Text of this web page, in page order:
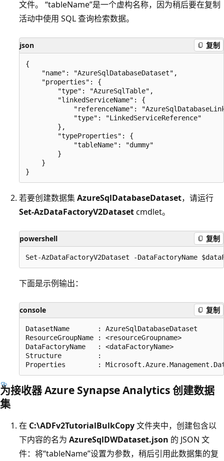
文件。 “tableName”是一个虚构名称，因为稍后要在复制
活动中使用 SQL 查询检索数据。
json 复制
{
    "name": "AzureSqlDatabaseDataset",
    "properties": {
        "type": "AzureSqlTable",
        "linkedServiceName": {
"referenceName":
            "type": "LinkedServiceReference"
        },
        "typeProperties": {
            "tableName": "dummy"
        }
    }
若要创建数据集AzureSqlDatabaseDataset，请运行
Set-AzDataFactoryV2Datasetcmdlet。
powershell 复制
下面是示例输出：
console 复制
DatasetName       : AzureSqlDatabaseDataset
ResourceGroupName : <resourceGroupname>
DataFactoryName   : <dataFactoryName>
Structure         :
为接收器 Azure Synapse Analytics 创建数据
集
在 C:\ADFv2TutorialBulkCopy文件夹中，创建包含以
下内容的名为 AzureSqlDWDataset.json 的 JSON 文
件：将“tableName”设置为参数，稍后引用此数据集的复